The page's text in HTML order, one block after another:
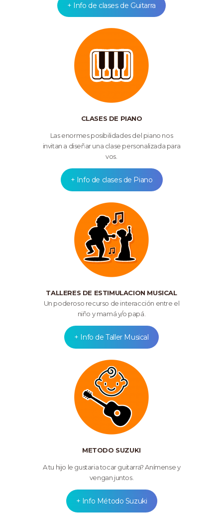
+ Info de clases de Guitarra
CLASES DE PIANO
Las enormes posibilidades del piano nos
invitan a diseñar una clase personalizada para
vos.
+ Info de clases de Piano
TALLERES DE ESTIMULACION MUSICAL
Un poderoso recurso de interacción entre el
niño y mamá y/o papá.
+ Info de Taller Musical
METODO SUZUKI
A tu hijo le gustaria tocar guitarra? Anímense y
vengan juntos.
+ Info Método Suzuki